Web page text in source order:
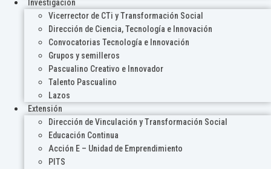
Investigación
Vicerrector de CTi y Transformación Social
Dirección de Ciencia, Tecnología e Innovación
Convocatorias Tecnología e Innovación
Grupos y semilleros
Pascualino Creativo e Innovador
Talento Pascualino
Lazos
Extensión
Dirección de Vinculación y Transformación Social
Educación Continua
Acción E – Unidad de Emprendimiento
PITS